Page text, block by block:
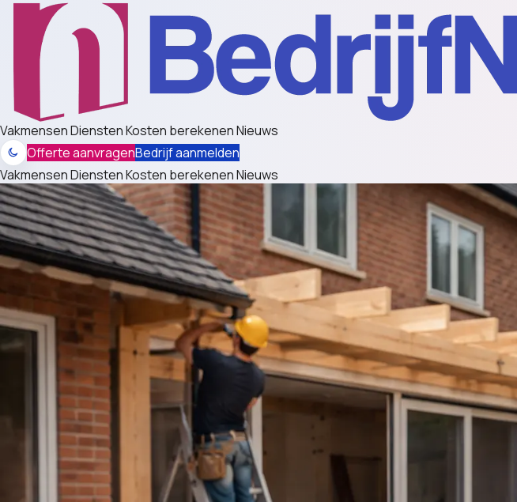
VakmensenDienstenKosten berekenenNieuws
Offerte aanvragenBedrijf aanmelden
VakmensenDienstenKosten berekenenNieuws